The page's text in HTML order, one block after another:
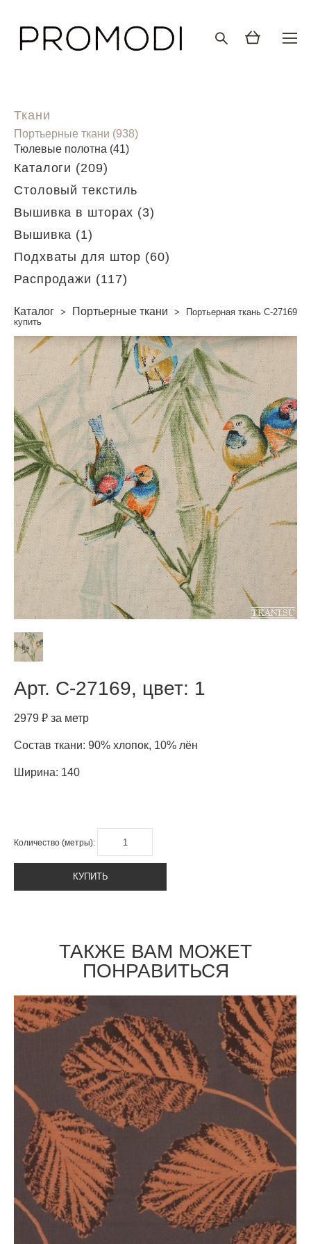
Ткани
Портьерные ткани (938)
Тюлевые полотна (41)
Каталоги (209)
Столовый текстиль
Вышивка в шторах (3)
Вышивка (1)
Подхваты для штор (60)
Распродажи (117)
Каталог > Портьерные ткани >
Портьерная ткань C-27169
купить
Арт. C-27169, цвет: 1
2979 ₽ за метр
Состав ткани: 90% хлопок, 10% лён
Ширина: 140
Количество (метры):
КУПИТЬ
ТАКЖЕ ВАМ МОЖЕТ
ПОНРАВИТЬСЯ